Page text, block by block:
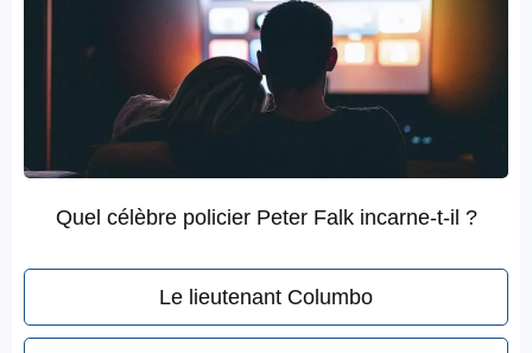
Quel célèbre policier Peter Falk incarne-t-il ?
Le lieutenant Columbo